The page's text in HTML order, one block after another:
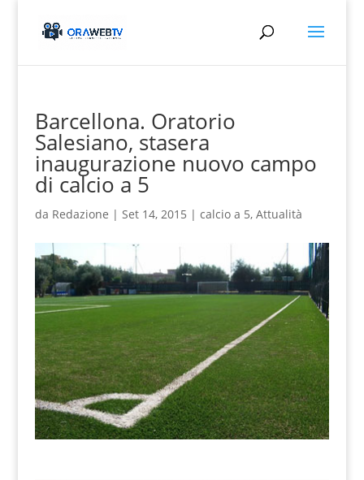
Barcellona. Oratorio
Salesiano, stasera
inaugurazione nuovo campo
di calcio a 5
da Redazione | Set 14, 2015 | calcio a 5, Attualità